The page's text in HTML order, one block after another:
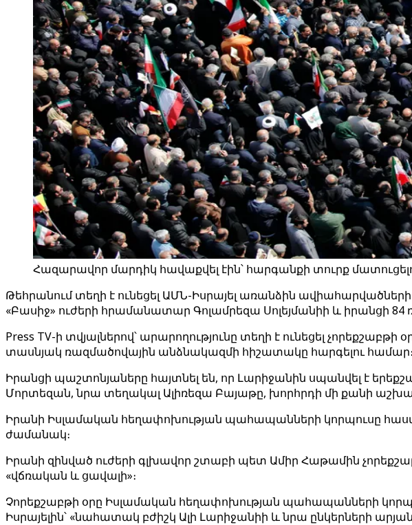
Հազարավոր մարդիկ հավաքվել էին՝ հարգանքի տուրք
Թեհրանում տեղի է ունեցել ԱՄՆ-Իսրայել առանձին
«Բասիջ» ուժերի հրամանատար Գոլամրեզա Սոլեյմանիի և իրանցի
Press TV-ի տվյալներով՝ արարողությունը տեղի է ունեցել
տասնյակ ռազմածովային անձնակազմի հիշատակը հարգելու համար։
Իրանցի պաշտոնյաները հայտնել են, որ Լարիջանին սպանվել է
Մորտեզան, նրա տեղակալ Ալիռեզա Բայաթը, խորհրդի մի քանի
Իրանի Իսլամական հեղափոխության պահապանների կորպուսը
ժամանակ։
Իրանի զինված ուժերի գլխավոր շտաբի պետ Ամիր Հաթամին
«վճռական և ցավալի»։
Չորեքշաբթի օրը Իսլամական հեղափոխության պահապանների
Իսրայելին՝ «նահատակ բժիշկ Ալի Լարիջանիի և նրա ընկերների